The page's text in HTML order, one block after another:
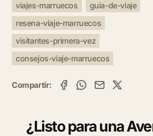
viajes-marruecos
guia-de-viaje
resena-viaje-marruecos
visitantes-primera-vez
consejos-viaje-marruecos
Compartir:
¿Listo para una